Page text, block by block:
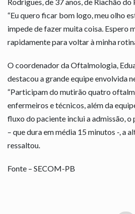
“Eu quero ficar bom logo, meu olho
impede de fazer muita coisa. Espero
rapidamente para voltar à minha
O coordenador da Oftalmologia,
destacou a grande equipe envolvida
“Participam do mutirão quatro
enfermeiros e técnicos, além da
fluxo do paciente inclui a admissão,
– que dura em média 15 minutos -, a
ressaltou.
Fonte – SECOM-PB